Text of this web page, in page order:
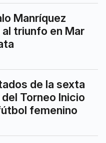
Manríquez
triunfo en Mar
de la sexta
Torneo Inicio
femenino